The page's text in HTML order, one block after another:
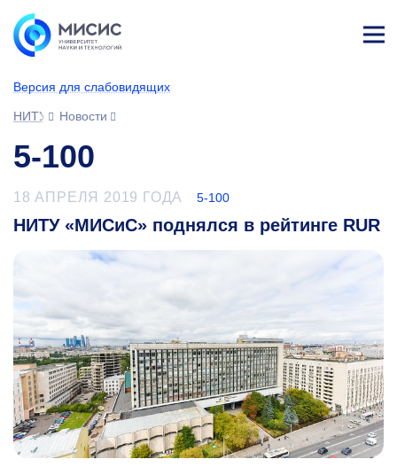
Версия для слабовидящих
НИТУ МИСИС
Новости
5-100
18 АПРЕЛЯ 2019 ГОДА 5-100
НИТУ «МИСиС» поднялся в рейтинге RUR